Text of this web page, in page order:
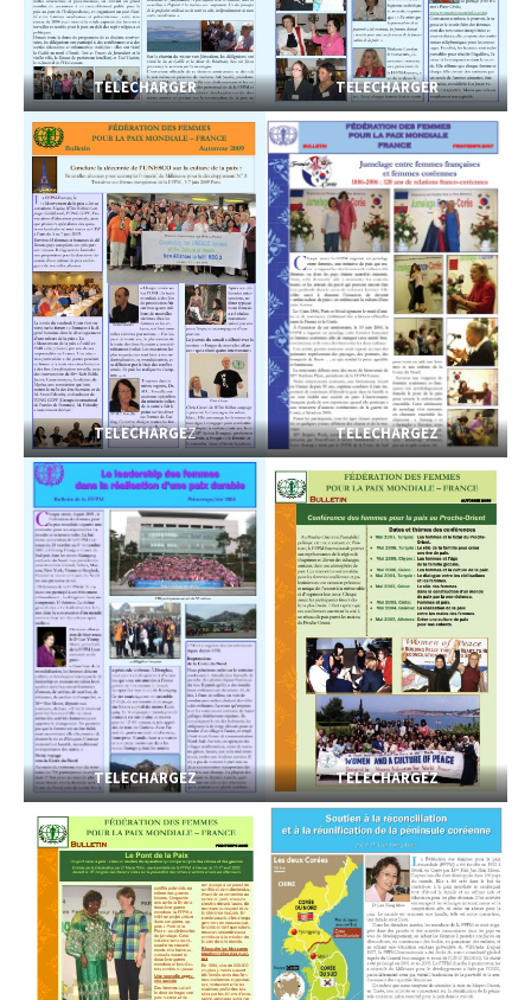
TELECHARGER TELECHARGER
TELECHARGEZ TELECHARGEZ
TELECHARGEZ TELECHARGEZ